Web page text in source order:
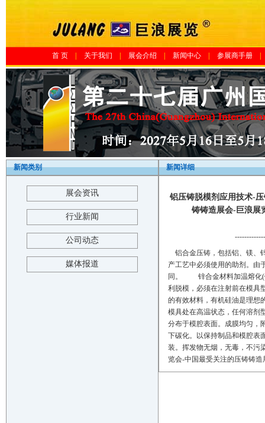
首 页 关于我们 展会介绍 新闻中心 参展商手册|
新闻类别
展会资讯
行业新闻
公司动态
媒体报道
新闻详细
铝压铸脱模剂应用技术-
铸铸造展会-巨浪展
铝合金压铸，包括铝、镁、
产工艺中必须使用的助剂。由
同。 锌合金材料加温熔化(
利脱模，必须在注射前在模
的有效材料，有机硅油是理
模具处在高温状态，任何溶剂
分布于模腔表面。成膜均匀
下碳化。以保持制品和模腔
装。挥发物无烟，无毒，
览会-中国最受关注的压铸铸造